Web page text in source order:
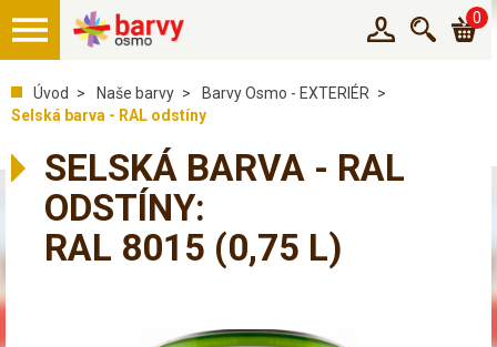
0
Úvod Naše barvy
Barvy Osmo - EXTERIÉR
Selská barva - RAL odstíny
SELSKÁ BARVA - RAL
ODSTÍNY:
RAL 8015 (0,75 L)